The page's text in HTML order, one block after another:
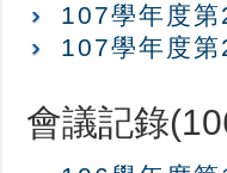
107學年度
107學年度
會議記錄